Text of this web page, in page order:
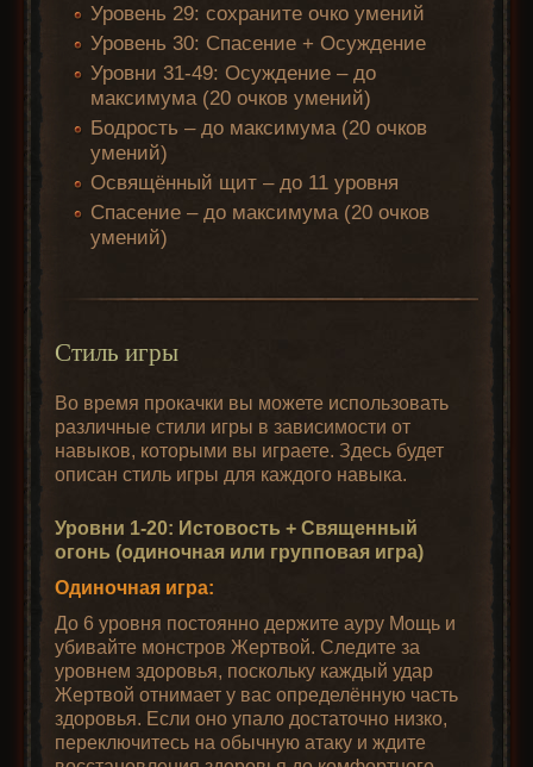
Уровень 29: сохраните очко умений
Уровень 30: Спасение + Осуждение
Уровни 31-49: Осуждение – до
максимума (20 очков умений)
Бодрость – до максимума (20 очков
умений)
Освящённый щит – до 11 уровня
Спасение – до максимума (20 очков
умений)
Стиль игры
Во время прокачки вы можете использовать
различные стили игры в зависимости от
навыков, которыми вы играете. Здесь будет
описан стиль игры для каждого навыка.
Уровни 1-20: Истовость + Священный
огонь (одиночная или групповая игра)
Одиночная игра:
До 6 уровня постоянно держите ауру Мощь и
убивайте монстров Жертвой. Следите за
уровнем здоровья, поскольку каждый удар
Жертвой отнимает у вас определённую часть
здоровья. Если оно упало достаточно низко,
переключитесь на обычную атаку и ждите